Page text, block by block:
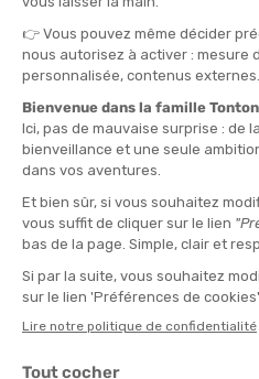
TU
QUANTITÉ
>> CLICK & COLLECT-
Expédié en 24h
Dès 30 €
POIDS : 817 g